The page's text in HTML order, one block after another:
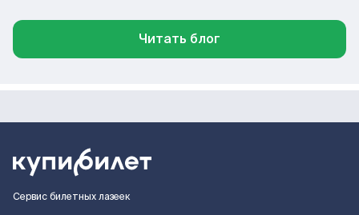
Читать блог
Сервис билетных лазеек